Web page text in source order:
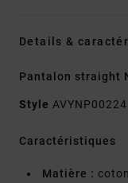
Details &
Pantalon straight
Style AVYNP00224
Caractéristiques
Matière :